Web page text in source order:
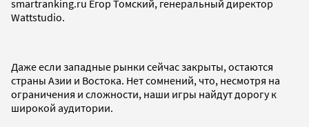
smartranking.ru Егор Томский, генеральный директор
Wattstudio.
Даже если западные рынки сейчас закрыты, остаются
страны Азии и Востока. Нет сомнений, что, несмотря на
ограничения и сложности, наши игры найдут дорогу к
широкой аудитории.